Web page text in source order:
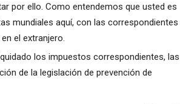
por ello. Como entendemos que usted es
mundiales aquí, con las correspondientes
el extranjero.
los impuestos correspondientes, las
de la legislación de prevención de